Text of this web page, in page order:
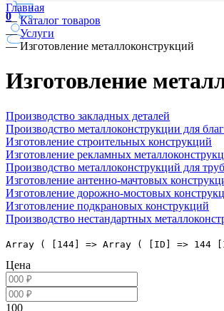
0
Главная
—Каталог товаров
—Услуги
—Изготовление металлоконструкций
Изготовление
Производство закладных деталей
Производство металлоконструкции для
Изготовление строительных конструкций
Изготовление рекламных
Производство металлоконструкций для
Изготовление антенно-мачтовых
Изготовление дорожно-мостовых
Изготовление подкрановых конструкций
Производство нестандартных
Array ( [144] => Array ( [ID] => 144
Цена
100